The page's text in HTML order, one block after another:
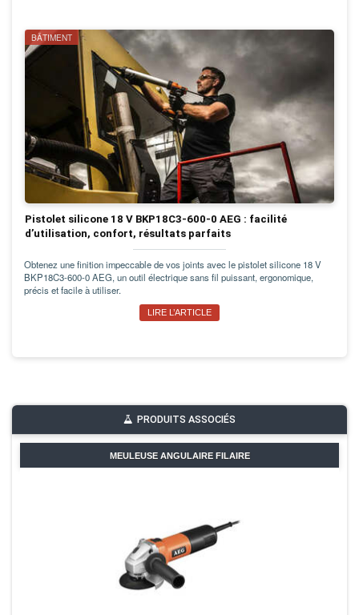
BÂTIMENT
Pistolet silicone 18 V BKP18C3-600-0 AEG : facilité
d’utilisation, confort, résultats parfaits
Obtenez une finition impeccable de vos joints avec le pistolet silicone 18 V
BKP18C3-600-0 AEG, un outil électrique sans fil puissant, ergonomique,
précis et facile à utiliser.
LIRE L’ARTICLE
PRODUITS ASSOCIÉS
MEULEUSE ANGULAIRE FILAIRE